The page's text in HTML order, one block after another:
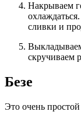
Накрываем горячий лепешку пергаментом, осторожно переворачиваем. Снимаем пергамент. Оставляем
сливки и
Выкладываем крем на остывшую меренгу и разравниваем. Тонким слоем выкладываем крем. Осторожно
скручиваем
Безе
Это очень